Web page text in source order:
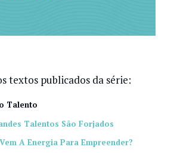
textos publicados da série:
Talento
Talentos São Forjados
A Energia Para Empreender?